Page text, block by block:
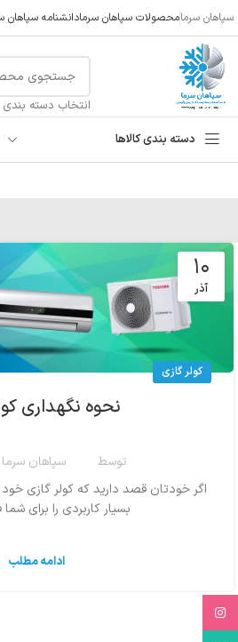
سپاهان سرمامحصولات سپاهان سرمادانشنامه سپاهان
انتخاب دسته بندی
دسته بندی کالاها
۱۰
آذر
کولر گازی
نحوه نگهداری
توسط سپاهان سرما
بسیار کاربردی را برای شما
ادامه مطلب